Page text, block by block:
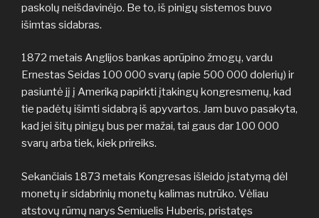
paskolų neišdavinėjo. Be to, iš pinigų sistemos buvo
išimtas sidabras.
1872 metais Anglijos bankas aprūpino žmogų, vardu
Ernestas Seidas 100 000 svarų (apie 500 000 dolerių) ir
pasiuntė jį į Ameriką papirkti įtakingų kongresmenų, kad
tie padėtų išimti sidabrą iš apyvartos. Jam buvo pasakyta,
kad jei šitų pinigų bus per mažai, tai gaus dar 100 000
svarų arba tiek, kiek prireiks.
Sekančiais 1873 metais Kongresas išleido įstatymą dėl
monetų ir sidabrinių monetų kalimas nutrūko. Vėliau
atstovų rūmų narys Semiuelis Huberis, pristatęs